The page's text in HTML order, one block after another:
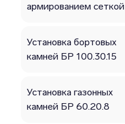
армированием сеткой
Установка бортовых
камней БР 100.30.15
Установка газонных
камней БР 60.20.8